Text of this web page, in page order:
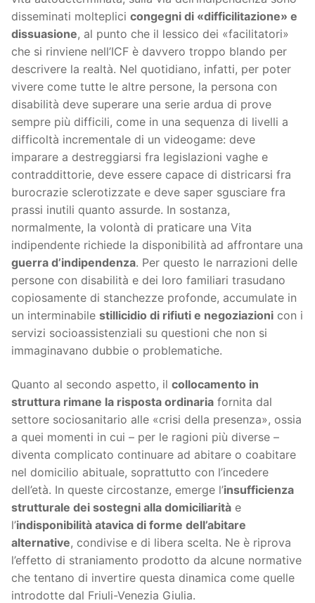
disseminati molteplici congegni di «difficilitazione» e
dissuasione, al punto che il lessico dei «facilitatori»
che si rinviene nell’ICF è davvero troppo blando per
descrivere la realtà. Nel quotidiano, infatti, per poter
vivere come tutte le altre persone, la persona con
disabilità deve superare una serie ardua di prove
sempre più difficili, come in una sequenza di livelli a
difficoltà incrementale di un videogame: deve
imparare a destreggiarsi fra legislazioni vaghe e
contraddittorie, deve essere capace di districarsi fra
burocrazie sclerotizzate e deve saper sgusciare fra
prassi inutili quanto assurde. In sostanza,
normalmente, la volontà di praticare una Vita
indipendente richiede la disponibilità ad affrontare una
guerra d’indipendenza. Per questo le narrazioni delle
persone con disabilità e dei loro familiari trasudano
copiosamente di stanchezze profonde, accumulate in
un interminabile stillicidio di rifiuti e negoziazioni con i
servizi socioassistenziali su questioni che non si
immaginavano dubbie o problematiche.
Quanto al secondo aspetto, il collocamento in
struttura rimane la risposta ordinaria fornita dal
settore sociosanitario alle «crisi della presenza», ossia
a quei momenti in cui – per le ragioni più diverse –
diventa complicato continuare ad abitare o coabitare
nel domicilio abituale, soprattutto con l’incedere
dell’età. In queste circostanze, emerge l’insufficienza
strutturale dei sostegni alla domiciliarità e
l’indisponibilità atavica di forme dell’abitare
alternative, condivise e di libera scelta. Ne è riprova
l’effetto di straniamento prodotto da alcune normative
che tentano di invertire questa dinamica come quelle
introdotte dal Friuli-Venezia Giulia.